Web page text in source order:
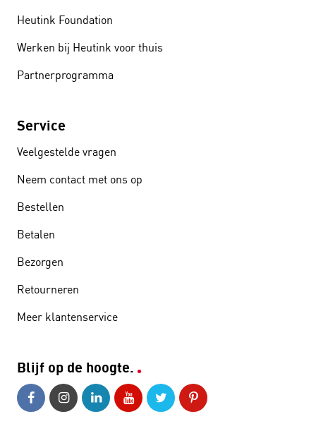
Heutink Foundation
Werken bij Heutink voor thuis
Partnerprogramma
Service
Veelgestelde vragen
Neem contact met ons op
Bestellen
Betalen
Bezorgen
Retourneren
Meer klantenservice
Blijf op de hoogte.